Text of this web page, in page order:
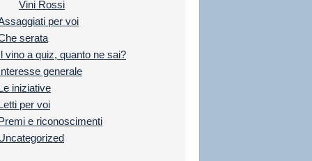
Vini Rossi
per voi
serata
vino a quiz, quanto ne sai?
generale
iniziative
per voi
e riconoscimenti